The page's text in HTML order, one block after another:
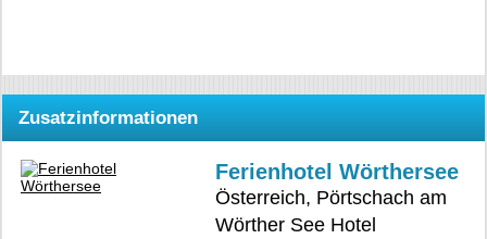
Zusatzinformationen
Ferienhotel Wörthersee
Österreich, Pörtschach am
Wörther See Hotel